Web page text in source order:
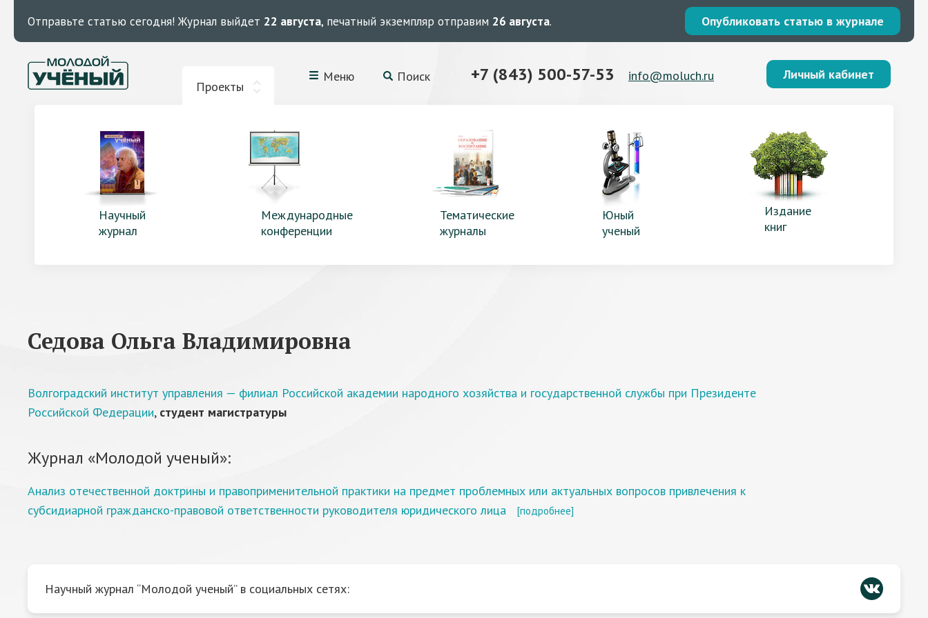
Отправьте статью сегодня! Журнал выйдет 22 августа, печатный экземпляр отправим 26 августа. Опубликовать статью в журнале
Проекты
Меню Поиск +7 (843) 500-57-53 info@moluch.ru Личный кабинет
Научный
журнал
Международные
конференции
Тематические
журналы
Юный
ученый
Издание
книг
Седова Ольга Владимировна
Волгоградский институт управления — филиал Российской академии народного хозяйства и государственной службы при Президенте
Российской Федерации, студент магистратуры
Журнал «Молодой ученый»:
Анализ отечественной доктрины и правоприменительной практики на предмет проблемных или актуальных вопросов привлечения к
субсидиарной гражданско-правовой ответственности руководителя юридического лица
[подробнее]
Научный журнал “Молодой ученый” в социальных сетях: